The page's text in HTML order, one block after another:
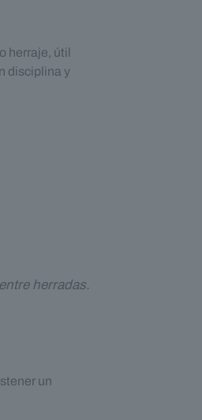
herraje, útil
disciplina y
herradas.
un